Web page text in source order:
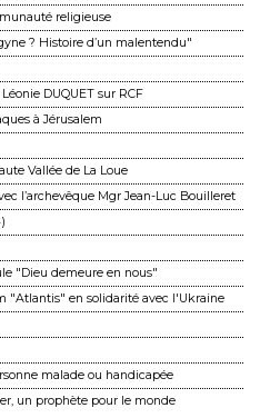
religieuse
? Histoire d’un malentendu"
DUQUET sur RCF
à Jérusalem
Vallée de La Loue
l’archevêque Mgr Jean-Luc Bouilleret
"Dieu demeure en nous"
"Atlantis" en solidarité avec l'Ukraine
malade ou handicapée
un prophète pour le monde